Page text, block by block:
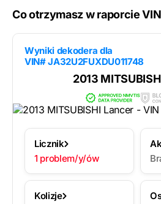
Co otrzymasz w raporcie
Wyniki dekodera dla
VIN# JA32U2FUXDU011748
2013
Licznik
1 problem/y/ów
Kolizje